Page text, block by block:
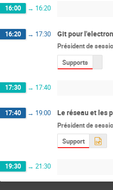
16:00 → 16:20
16:20 → 17:30 Git pour
Président de
Supports
17:30 → 17:40
17:40 → 19:00 Le réseau et les
Président de
Support
19:30 → 21:30